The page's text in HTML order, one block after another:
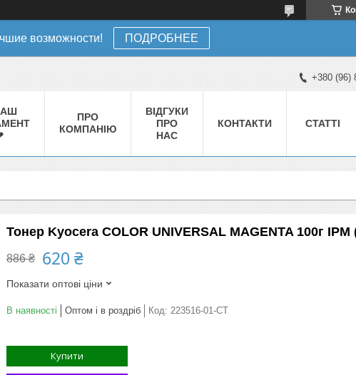
возможности! ПОДРОБНЕЕ
+380 (96)
ПРО
КОМПАНІЮ
ВІДГУКИ
ПРО
НАС
КОНТАКТИ СТАТТІ
Тонер Kyocera COLOR UNIVERSAL MAGENTA 100г IPM
886 ₴ 620 ₴
Показати оптові ціни
В наявності Оптом і в роздріб Код: 223516-01-СТ
Купити